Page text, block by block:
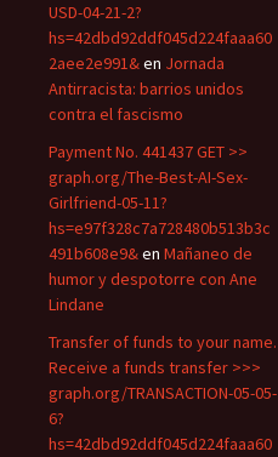
USD-04-21-2?
hs=42dbd92ddf045d224faaa60
2aee2e991&en Jornada
Antirracista: barrios unidos
contra el fascismo
Payment No. 441437 GET >>
graph.org/The-Best-AI-Sex-
Girlfriend-05-11?
hs=e97f328c7a728480b513b3c
491b608e9&en Mañaneo de
humor y despotorre con Ane
Lindane
Transfer of funds to your name.
Receive a funds transfer >>>
graph.org/TRANSACTION-05-05-
6?
hs=42dbd92ddf045d224faaa60